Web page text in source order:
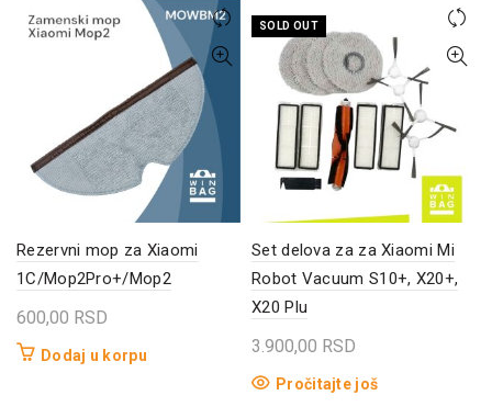
Rezervni mop za Xiaomi
1C/Mop2Pro+/Mop2
600,00 RSD
Dodaj u korpu
SOLD OUT
Set delova za za Xiaomi Mi
Robot Vacuum S10+, X20+,
X20 Plu
3.900,00 RSD
Pročitajte još